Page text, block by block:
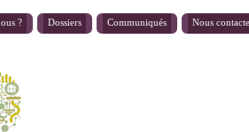
? Dossiers Communiqués Nous